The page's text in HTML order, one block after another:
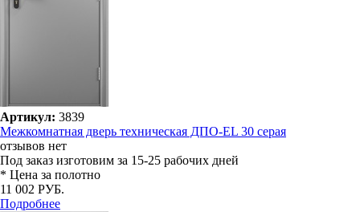
Артикул: 3839
Межкомнатная дверь техническая ДПО-EL 30 серая
отзывов нет
Под заказ изготовим за 15-25 рабочих дней
* Цена за полотно
11 002 РУБ.
Подробнее